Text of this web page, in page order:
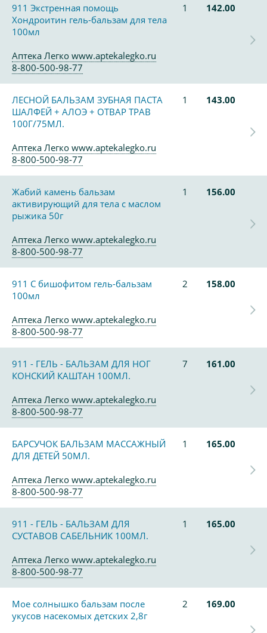
911 Экстренная помощь
Хондроитин гель-бальзам для тела
100мл
1 142.00
Аптека Легко www.aptekalegko.ru
8-800-500-98-77
ЛЕСНОЙ БАЛЬЗАМ ЗУБНАЯ ПАСТА
ШАЛФЕЙ + АЛОЭ + ОТВАР ТРАВ
100Г/75МЛ.
1 143.00
Аптека Легко www.aptekalegko.ru
8-800-500-98-77
Жабий камень бальзам
активирующий для тела с маслом
рыжика 50г
1 156.00
Аптека Легко www.aptekalegko.ru
8-800-500-98-77
911 С бишофитом гель-бальзам
100мл
2 158.00
Аптека Легко www.aptekalegko.ru
8-800-500-98-77
911 - ГЕЛЬ - БАЛЬЗАМ ДЛЯ НОГ
КОНСКИЙ КАШТАН 100МЛ.
7 161.00
Аптека Легко www.aptekalegko.ru
8-800-500-98-77
БАРСУЧОК БАЛЬЗАМ МАССАЖНЫЙ
ДЛЯ ДЕТЕЙ 50МЛ.
1 165.00
Аптека Легко www.aptekalegko.ru
8-800-500-98-77
911 - ГЕЛЬ - БАЛЬЗАМ ДЛЯ
СУСТАВОВ САБЕЛЬНИК 100МЛ.
1 165.00
Аптека Легко www.aptekalegko.ru
8-800-500-98-77
Мое солнышко бальзам после
укусов насекомых детских 2,8г
2 169.00